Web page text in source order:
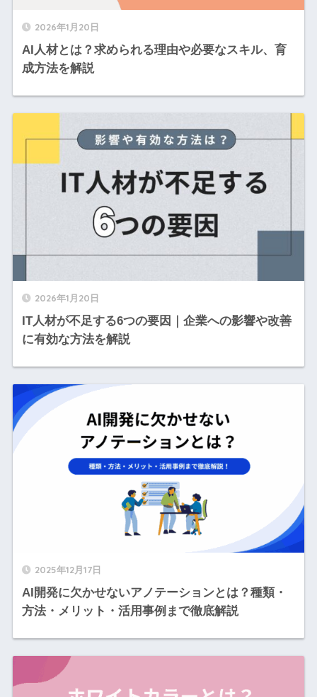
2026年1月20日
AI人材とは？求められる理由や必要なスキル、育
成方法を解説
2026年1月20日
IT人材が不足する6つの要因｜企業への影響や改善
に有効な方法を解説
2025年12月17日
AI開発に欠かせないアノテーションとは？種類・
方法・メリット・活用事例まで徹底解説